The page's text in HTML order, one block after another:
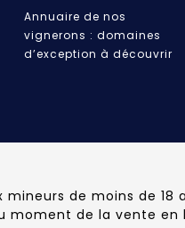
Annuaire de nos
vignerons : domaines
d’exception à découvrir
de moins de 18
moment de la vente en